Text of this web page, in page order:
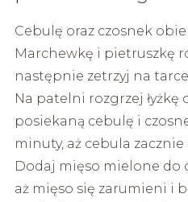
Cebulę oraz czosnek
Marchewkę i pietruszkę
następnie zetrzyj na
Na patelni rozgrzej
posiekaną cebulę i
minuty, aż cebula zacznie
Dodaj mięso mielone do
aż mięso się zarumieni i